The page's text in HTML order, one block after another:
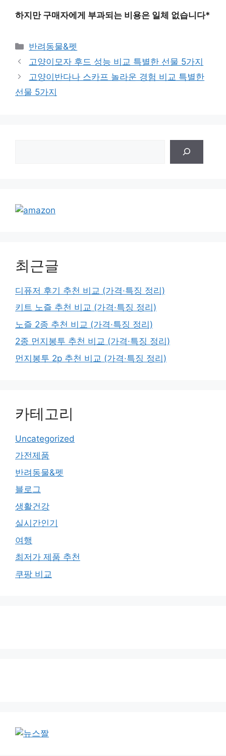
하지만 구매자에게 부과되는 비용은 일체 없습니다*
카
테
리
반려동물&펫
고양이모자 후드 성능 비교 특별한 선물 5가지
고양이반다나 스카프 놀라운 경험 비교 특별한
선물 5가지
최근글
디퓨저 후기 추천 비교 (가격·특징 정리)
키트 노즐 추천 비교 (가격·특징 정리)
노즐 2종 추천 비교 (가격·특징 정리)
2종 먼지봉투 추천 비교 (가격·특징 정리)
먼지봉투 2p 추천 비교 (가격·특징 정리)
카테고리
Uncategorized
가전제품
반려동물&펫
블로그
생활건강
실시간인기
여행
최저가 제품 추천
쿠팡 비교